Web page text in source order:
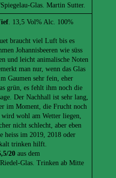
Glas. Martin Sutter.
. 13,5 Vol% Alc. 100%
braucht viel Luft bis es
Johannisbeeren wie süss
und leicht animalische Noten
man nur, wenn das Glas
Gaumen sehr fein, eher
grün, es fehlt ihm noch die
Der Nachhall ist sehr lang,
im Moment, die Frucht noch
wird wohl am Wetter liegen,
nicht schlecht, aber eben
heiss im 2019, 2018 oder
trinken hilft.
20 aus dem
Glas. Trinken ab Mitte